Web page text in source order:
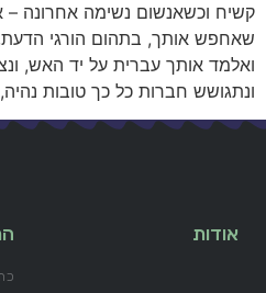
קשיח וכשאנשום נשימה אחרונה –
שאחפש אותך, בתהום הורגי הדעת,
ואלמד אותך עברית על יד האש,
ונתגושש חברות כל כך טובות
אודות